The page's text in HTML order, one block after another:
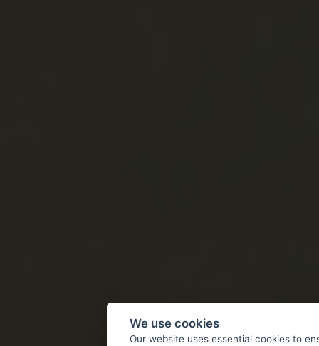
We use cookies
Our website uses essential cookies to